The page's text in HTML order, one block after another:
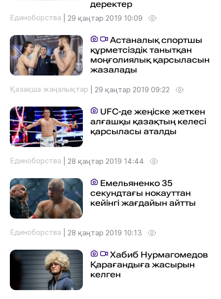
деректер
Единоборства 29 қаңтар 2019 10:09
Астаналық спортшы
құрметсіздік танытқан
моңғолиялық қарсыласын
жазалады
Қазақша жаңалықтар 29 қаңтар 2019 09:22
алғашқы қазақтың келесі
қарсыласы аталды
Единоборства 28 қаңтар 2019 14:44
секундтағы нокауттан
кейінгі жағдайын айтты
Единоборства 28 қаңтар 2019 10:13
Хабиб Нурмагомедов
Қарағандыға жасырын
келген